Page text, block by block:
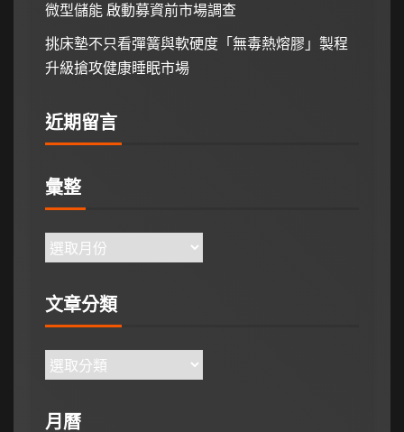
微型儲能 啟動募資前市場調查
挑床墊不只看彈簧與軟硬度「無毒熱熔膠」製程
升級搶攻健康睡眠市場
近期留言
彙整
文章分類
月曆